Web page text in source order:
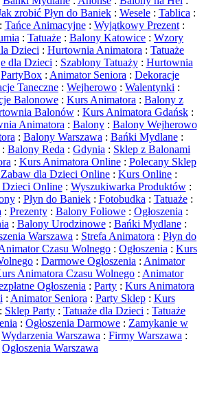
zrobić Płyn do Baniek: Wesele: Tablica:
Tańce Animacyjne: Wyjątkowy Prezent:
: Tatuaże : Balony Katowice : Wzory
Dzieci : Hurtownia Animatora : Tatuaże
dla Dzieci: Szablony Tatuaży: Hurtownia
PartyBox : Animator Seniora : Dekoracje
Taneczne : Wejherowo : Walentynki :
Balonowe : Kurs Animatora : Balony z
Balonów : Kurs Animatora Gdańsk :
Animatora: Balony: Balony Wejherowo
: Balony Warszawa: Bańki Mydlane:
: Balony Reda : Gdynia : Sklep z Balonami
: Kurs Animatora Online: Polecany Sklep
dla Dzieci Online : Kurs Online :
Online: Wyszukiwarka Produktów:
: Płyn do Baniek: Fotobudka: Tatuaże:
: Prezenty: Balony Foliowe: Ogłoszenia:
: Balony Urodzinowe: Bańki Mydlane:
Warszawa : Strefa Animatora : Płyn do
Czasu Wolnego : Ogłoszenia : Kurs
: Darmowe Ogłoszenia : Animator
Animatora Czasu Wolnego : Animator
Ogłoszenia : Party : Kurs Animatora
: Animator Seniora: Party Sklep: Kurs
: Sklep Party : Tatuaże dla Dzieci : Tatuaże
: Ogłoszenia Darmowe : Zamykanie w
Wydarzenia Warszawa : Firmy Warszawa :
Ogłoszenia Warszawa